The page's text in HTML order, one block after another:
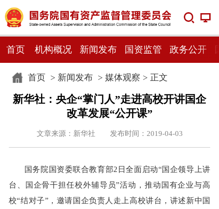
首页 机构概况 新闻发布 国资监管 政务公开
首页> 新闻发布> 媒体观察 > 正文
新华社：央企“掌门人”走进高校开讲国企
改革发展“公开课”
文章来源：新华社 发布时间：2019-04-03
国务院国资委联合教育部2日全面启动“国企领导上讲
台、国企骨干担任校外辅导员”活动，推动国有企业与高
校“结对子”，邀请国企负责人走上高校讲台，讲述新中国